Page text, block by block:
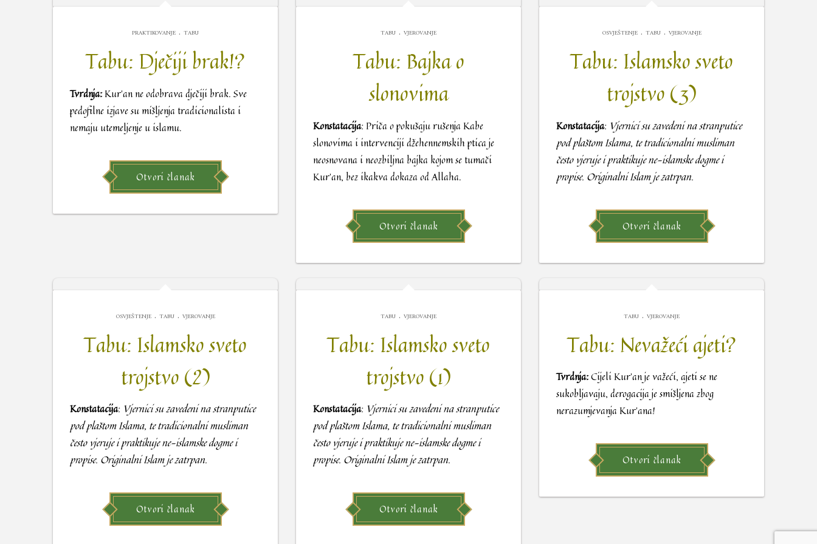
PRAKTIKOVANJE . TABU
Tabu: Dječiji brak!?
Tvrdnja:Kur’an ne odobrava dječiji brak. Sve
pedofilne izjave su mišljenja tradicionalista i
nemaju utemeljenje u islamu.
Otvori članak
TABU . VJEROVANJE
Tabu: Bajka o
slonovima
Konstatacija: Priča o pokušaju rušenja Kabe
slonovima i intervenciji džehennemskih ptica je
neosnovana i neozbiljna bajka kojom se tumači
Kur’an, bez ikakva dokaza od Allaha.
Otvori članak
OSVJEŠTENJE. TABU. VJEROVANJE
Tabu: Islamsko sveto
trojstvo (3)
Konstatacija: Vjernici su zavedeni na stranputice
pod plaštom Islama, te tradicionalni musliman
često vjeruje i praktikuje ne-islamske dogme i
propise. Originalni Islam je zatrpan.
Otvori članak
OSVJEŠTENJE. TABU. VJEROVANJE
Tabu: Islamsko sveto
trojstvo (2)
Konstatacija: Vjernici su zavedeni na stranputice
pod plaštom Islama, te tradicionalni musliman
često vjeruje i praktikuje ne-islamske dogme i
propise. Originalni Islam je zatrpan.
Otvori članak
TABU . VJEROVANJE
Tabu: Islamsko sveto
trojstvo (1)
Konstatacija: Vjernici su zavedeni na stranputice
pod plaštom Islama, te tradicionalni musliman
često vjeruje i praktikuje ne-islamske dogme i
propise. Originalni Islam je zatrpan.
Otvori članak
TABU . VJEROVANJE
Tabu: Nevažeći ajeti?
Tvrdnja:Cijeli Kur’an je važeći, ajeti se ne
sukobljavaju, derogacija je smišljena zbog
nerazumjevanja Kur’ana!
Otvori članak